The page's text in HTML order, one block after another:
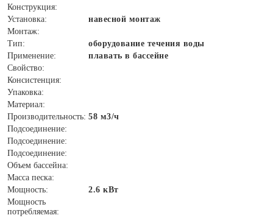
Конструкция:
Установка:
навесной монтаж
Монтаж:
Тип:
оборудование течения воды
Применение:
плавать в бассейне
Свойство:
Консистенция:
Упаковка:
Материал:
Производительность: 58 м3/ч
Подсоединение:
Подсоединение:
Подсоединение:
Объем бассейна:
Масса песка:
Мощность:
2.6 кВт
Мощность
потребляемая: